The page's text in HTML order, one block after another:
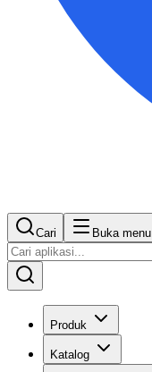
Cari Buka menu
Produk
Katalog